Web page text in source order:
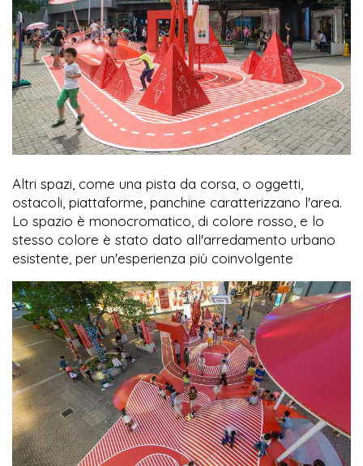
Altri spazi, come una pista da corsa, o oggetti,
ostacoli, piattaforme, panchine caratterizzano l'area.
Lo spazio è monocromatico, di colore rosso, e lo
stesso colore è stato dato all'arredamento urbano
esistente, per un'esperienza più coinvolgente